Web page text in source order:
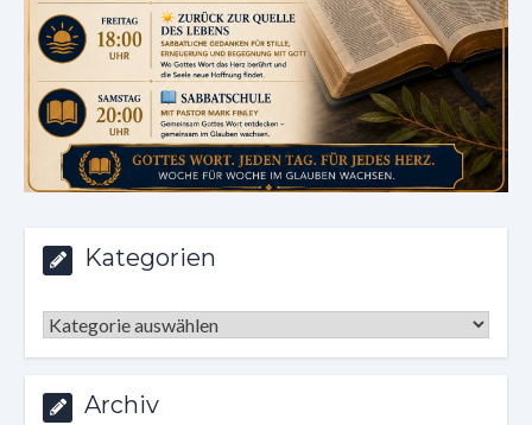
Kategorien
Kategorien
Archiv